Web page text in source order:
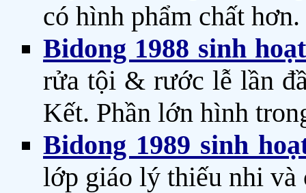
có hình phẩm chất hơn.
Bidong 1988 sinh hoạt
rửa tội & rước lễ lần
Kết. Phần lớn hình
Bidong 1989 sinh
lớp giáo lý thiếu nhi